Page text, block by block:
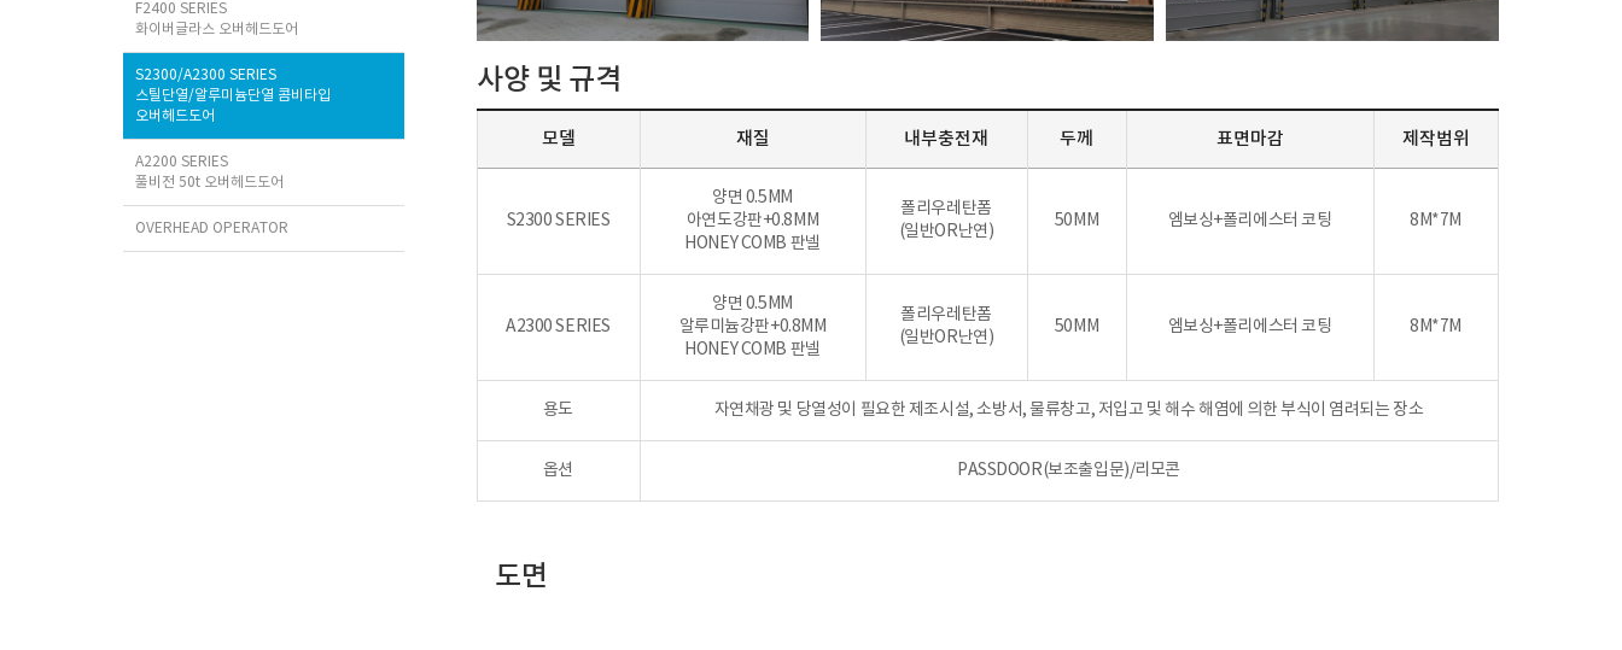
F2400 SERIES
화이버글라스 오버헤드도어
S2300/A2300 SERIES
스틸단열/알루미늄단열 콤비타입
오버헤드도어
A2200 SERIES
풀비전 50t 오버헤드도어
OVERHEAD OPERATOR
사양 및 규격
모델 재질 내부충전재 두께 표면마감 제작범위
S2300 SERIES
양면 0.5MM
아연도강판+0.8MM
HONEY COMB 판넬
폴리우레탄폼
(일반OR난연)
50MM 엠보싱+폴리에스터 코팅 8M*7M
A2300 SERIES
양면 0.5MM
알루미늄강판+0.8MM
HONEY COMB 판넬
폴리우레탄폼
(일반OR난연)
50MM 엠보싱+폴리에스터 코팅 8M*7M
용도 자연채광 및 당열성이 필요한 제조시설, 소방서, 물류창고, 저입고 및 해수 해염에 의한 부식이 염려되는 장소
옵션 PASSDOOR(보조출입문)/리모콘
도면